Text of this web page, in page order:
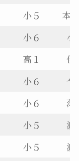
小５
本
小６
小
高１
伊
小６
今
小６
薄
小５
渡
小５
渡